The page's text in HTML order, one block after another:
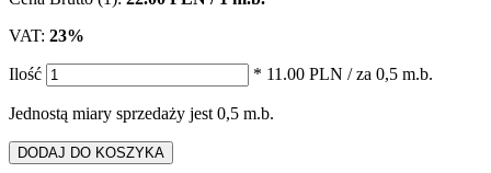
VAT: 23%
Ilość * 11.00 PLN / za 0,5 m.b.
Jednostą miary sprzedaży jest 0,5 m.b.
DODAJ DO KOSZYKA